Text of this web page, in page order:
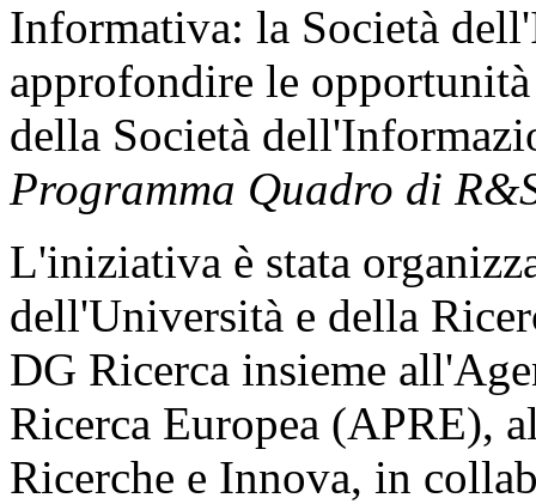
Informativa: la Società
approfondire le
della Società
Programma Quadro di
L'iniziativa è stata
dell'Università e della
DG Ricerca insieme
Ricerca Europea (APRE),
Ricerche e Innova, in